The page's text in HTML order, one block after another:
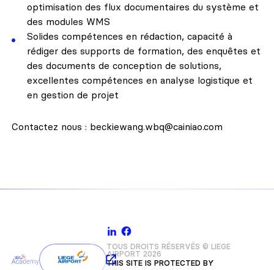
optimisation des flux documentaires du système et
des modules WMS
Solides compétences en rédaction, capacité à
rédiger des supports de formation, des enquêtes et
des documents de conception de solutions,
excellentes compétences en analyse logistique et
en gestion de projet
Contactez nous : beckiewang.wbq@cainiao.com
THIS SITE IS PROTECTED BY
TOUS DROITS RÉSERVÉS © LIEGE
AIRPORT 2026